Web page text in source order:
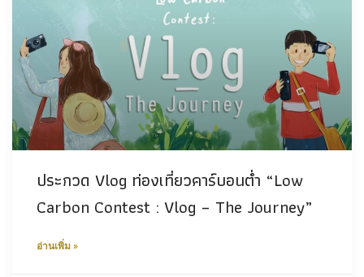
ประกวด Vlog ท่องเที่ยวคาร์บอนต่ำ “Low
Carbon Contest : Vlog – The Journey”
อ่านเพิ่ม »